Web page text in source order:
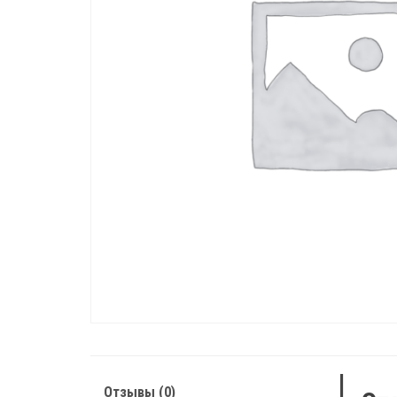
Отзывы (0)